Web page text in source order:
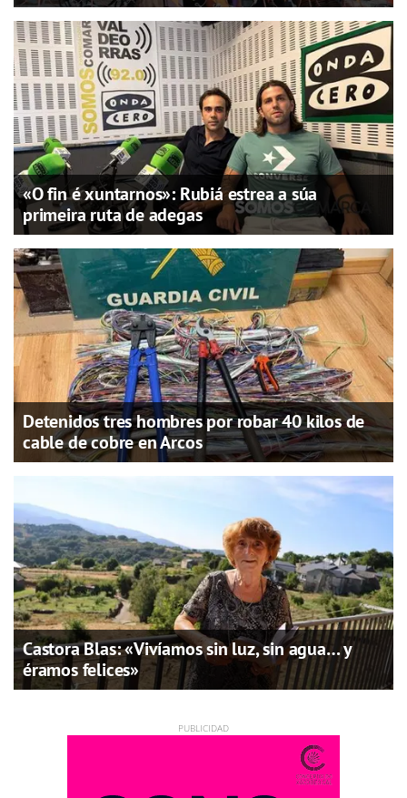
«O fin é xuntarnos»: Rubiá estrea a súa
primeira ruta de adegas
Detenidos tres hombres por robar 40 kilos de
cable de cobre en Arcos
Castora Blas: «Vivíamos sin luz, sin agua… y
éramos felices»